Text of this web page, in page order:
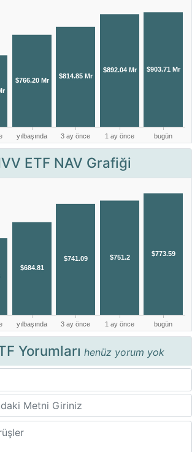
ETF NAV Grafiği
Yorumları henüz yorum yok